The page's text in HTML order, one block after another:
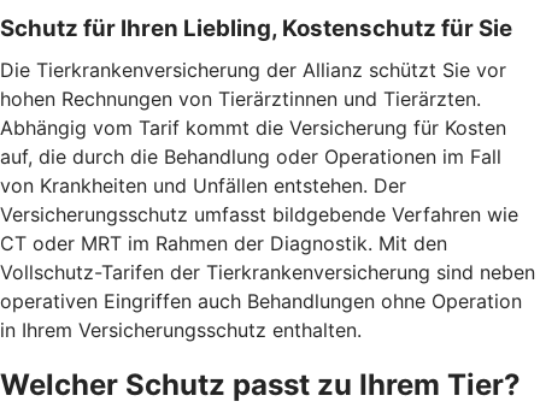
Schutz für Ihren Liebling, Kostenschutz für Sie
Die Tierkrankenversicherung der Allianz schützt Sie vor
hohen Rechnungen von Tierärztinnen und Tierärzten.
Abhängig vom Tarif kommt die Versicherung für Kosten
auf, die durch die Behandlung oder Operationen im Fall
von Krankheiten und Unfällen entstehen. Der
Versicherungsschutz umfasst bildgebende Verfahren wie
CT oder MRT im Rahmen der Diagnostik. Mit den
Vollschutz-Tarifen der Tierkrankenversicherung sind neben
operativen Eingriffen auch Behandlungen ohne Operation
in Ihrem Versicherungsschutz enthalten.
Welcher Schutz passt zu Ihrem Tier?